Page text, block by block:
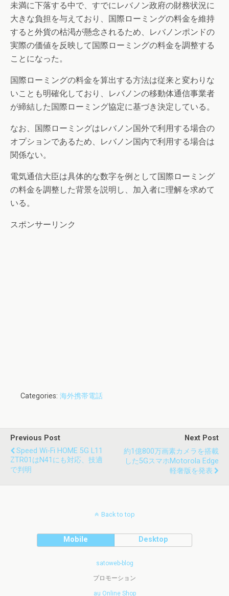
未満に下落する中で、すでにレバノン政府の財務状況に
大きな負担を与えており、国際ローミングの料金を維持
すると外貨の枯渇が懸念されるため、レバノンポンドの
実際の価値を反映して国際ローミングの料金を調整する
ことになった。
国際ローミングの料金を算出する方法は従来と変わりな
いことも明確化しており、レバノンの移動体通信事業者
が締結した国際ローミング協定に基づき決定している。
なお、国際ローミングはレバノン国外で利用する場合の
オプションであるため、レバノン国内で利用する場合は
関係ない。
電気通信大臣は具体的な数字を例として国際ローミング
の料金を調整した背景を説明し、加入者に理解を求めて
いる。
スポンサーリンク
Categories: 海外携帯電話
Previous Post
Speed Wi-Fi HOME 5G L11
ZTR01はn41にも対応、技適
で判明
Next Post
約1億800万画素カメラを搭載
した5Gスマホmotorola Edge
軽奢版を発表
Back to top
Mobile Desktop
satoweb-blog
プロモーション
au Online Shop